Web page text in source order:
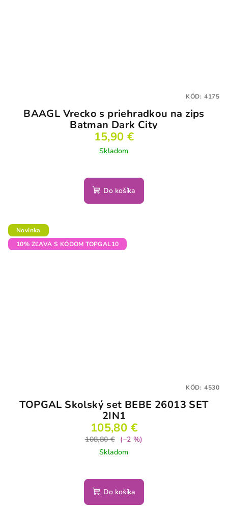
BAAGL Vrecko s priehradkou na zips
Batman Dark City
15,90 €
Skladom
Do košíka
KÓD: 4175
Novinka
10% ZĽAVA S KÓDOM TOPGAL10
TOPGAL Školský set BEBE 26013 SET
2IN1
105,80 €
108,80 €
(–2 %)
Skladom
Do košíka
KÓD: 4530